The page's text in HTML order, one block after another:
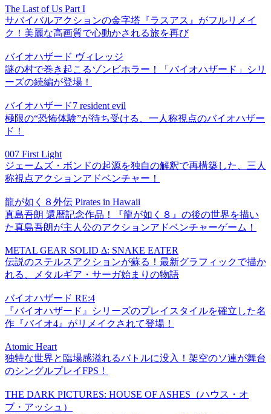
The Last of Us Part I
サバイバルアクションの金字塔『ラスアス』がフルリメイ
ク！美麗な高画質で心動かされる旅を再び
バイオハザード ヴィレッジ
謎の村で巻き起こるゾンビホラー！「バイオハザード」シリ
ーズの続編が登場！
バイオハザード7 resident evil
極限の“恐怖体験”が待ち受ける、一人称視点のバイオハザー
ド！
007 First Light
ジェームズ・ボンドの起源を独自の解釈で再構築した、三人
称視点アクションアドベンチャー！
龍が如く８外伝 Pirates in Hawaii
真島吾朗 還暦記念作品！『龍が如く８』の後の世界を描い
た真島吾朗が主人公のアクションアドベンチャーゲーム！
METAL GEAR SOLID Δ: SNAKE EATER
伝説のステルスアクションが蘇る！最新グラフィックで描か
れる、メタルギア・サーガ始まりの物語
バイオハザード RE:4
『バイオハザード』シリーズのプレイスタイルを確立した名
作『バイオ4』がリメイクされて登場！
Atomic Heart
独特な世界と臨場感溢れるバトルに没入！架空のソ連が舞台
のシングルプレイFPS！
THE DARK PICTURES: HOUSE OF ASHES（ハウス・オ
ブ・アッシュ）